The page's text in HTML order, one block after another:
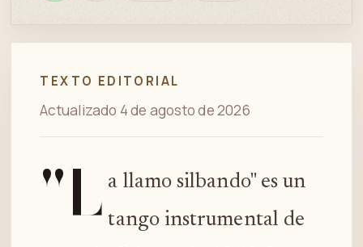
TEXTO EDITORIAL
Actualizado 4 de agosto de 2026
"L a llamo silbando" es un
tango instrumental de